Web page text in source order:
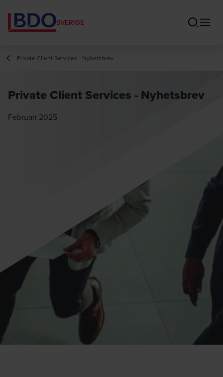
SVERIGE
Private Client Services - Nyhetsbrev
Private Client Services - Nyhetsbrev
Februari 2025